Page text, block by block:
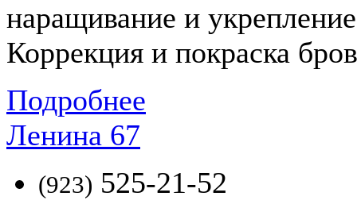
наращивание и
Коррекция и покраска
Подробнее
Ленина 67
(923) 525-21-52